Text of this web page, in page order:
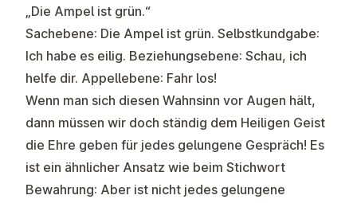
„Die Ampel ist grün.“
Sachebene: Die Ampel ist grün. Selbstkundgabe:
Ich habe es eilig. Beziehungsebene: Schau, ich
helfe dir. Appellebene: Fahr los!
Wenn man sich diesen Wahnsinn vor Augen hält,
dann müssen wir doch ständig dem Heiligen Geist
die Ehre geben für jedes gelungene Gespräch! Es
ist ein ähnlicher Ansatz wie beim Stichwort
Bewahrung: Aber ist nicht jedes gelungene